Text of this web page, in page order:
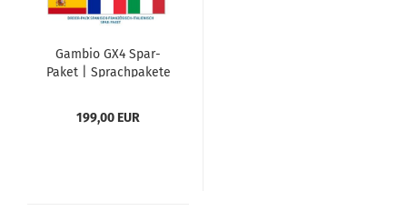
Gambio GX4 Spar-
Paket | Sprachpakete
199,00 EUR